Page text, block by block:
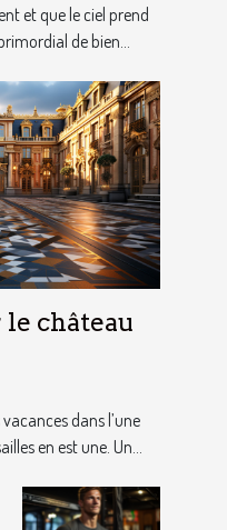
et que le ciel prend
de bien...
château
dans l’une
en est une. Un...